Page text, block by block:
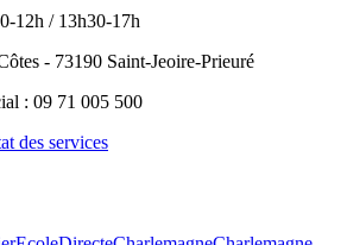
12h / 13h30-17h
- 73190 Saint-Jeoire-Prieuré
: 09 71 005 500
des services